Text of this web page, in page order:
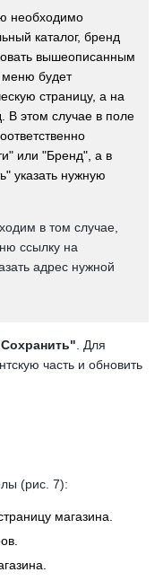
необходимо
каталог, бренд
вышеописанным
меню будет
страницу, а на
В этом случае в поле
или "Бренд", а в
указать нужную
в том случае,
ссылку на
адрес нужной
. Для
часть и обновить
(рис. 7):
магазина.